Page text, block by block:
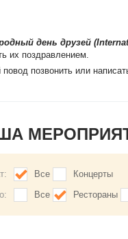
день друзей
их поздравлением.
позвонить или
Все
Концерты
Все Рестораны